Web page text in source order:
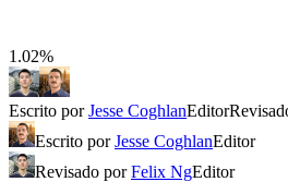
1.02%
Escrito porJesse CoghlanEditor
Escrito porJesse CoghlanEditor
Revisado porFelix NgEditor